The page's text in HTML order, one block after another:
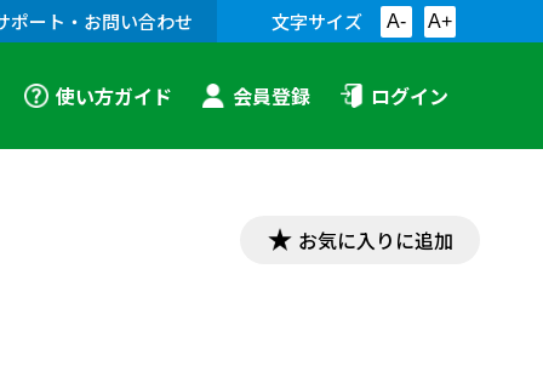
ポート・お問い合わせ 文字サイズ A- A+
使い方ガイド 会員登録 ログイン
お気に入りに追加